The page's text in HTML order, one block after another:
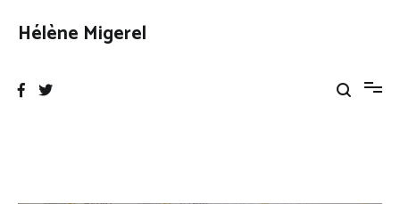
Hélène Migerel